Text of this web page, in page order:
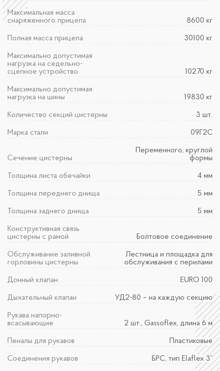
Максимальная масса
снаряженного прицепа
8600 кг
Полная масса прицепа 30100 кг
Максимально допустимая
нагрузка на седельно-
сцепное устройство
10270 кг
Максимально допустимая
нагрузка на шины
19830 кг
Количество секций цистерны 3 шт.
Марка стали 09Г2С
Сечение цистерны
Переменного, круглой
формы
Толщина листа обечайки 4 мм
Толщина переднего днища 5 мм
Толщина заднего днища 5 мм
Конструктивная связь
цистерны с рамой
Болтовое соединение
Обслуживание заливной
горловины цистерны
Лестница и площадка для
обслуживания с перилами
Донный клапан EURO 100
Дыхательный клапан УД2-80 – на каждую секцию
Рукава напорно-
всасывающие
2 шт., Gassoflex, длина 6 м
Пеналы для рукавов Пластиковые
Соединения рукавов БРС, тип Elaflex 3”